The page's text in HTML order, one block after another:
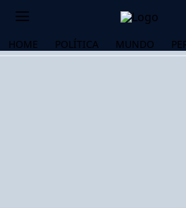
HOME POLÍTICA MUNDO